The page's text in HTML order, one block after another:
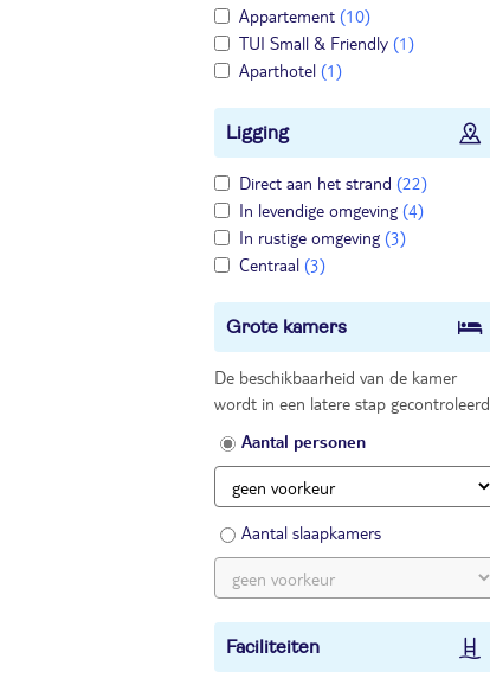
Appartement (10)
TUI Small & Friendly (1)
Aparthotel (1)
Ligging
Direct aan het strand (22)
In levendige omgeving (4)
In rustige omgeving (3)
Centraal (3)
Grote kamers
De beschikbaarheid van de kamer
wordt in een latere stap gecontroleerd
Aantal personen
Aantal slaapkamers
Faciliteiten